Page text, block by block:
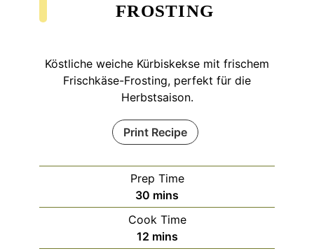
FROSTING
Köstliche weiche Kürbiskekse mit frischem
Frischkäse-Frosting, perfekt für die
Herbstsaison.
Print Recipe
Prep Time
30 minutes
mins
Cook Time
12minutes
mins